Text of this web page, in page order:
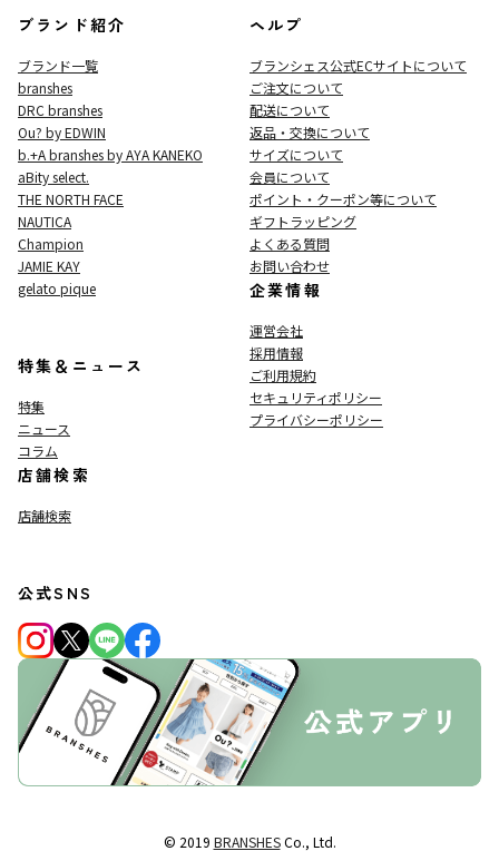
ブランド紹介
ブランド一覧
branshes
DRC branshes
Ou? by EDWIN
b.+A branshes by AYA KANEKO
aBity select.
THE NORTH FACE
NAUTICA
Champion
JAMIE KAY
gelato pique
特集＆ニュース
特集
ニュース
コラム
店舗検索
店舗検索
ヘルプ
ブランシェス公式ECサイトについて
ご注文について
配送について
返品・交換について
サイズについて
会員について
ポイント・クーポン等について
ギフトラッピング
よくある質問
お問い合わせ
企業情報
運営会社
採用情報
ご利用規約
セキュリティポリシー
プライバシーポリシー
公式SNS
© 2019 BRANSHESCo., Ltd.